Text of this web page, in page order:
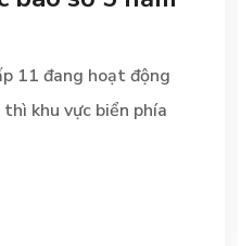
11 đang hoạt động
khu vực biển phía